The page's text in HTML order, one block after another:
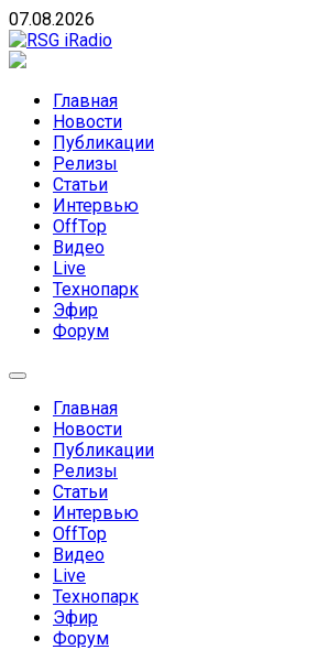
Skip
to
content
07.08.2026
направлений без возрастных
Главная
Новости
Публикации
Релизы
Статьи
Интервью
OffTop
Видео
Live
Технопарк
Эфир
Форум
Главная
Новости
Публикации
Релизы
Статьи
Интервью
OffTop
Видео
Live
Технопарк
Эфир
Форум